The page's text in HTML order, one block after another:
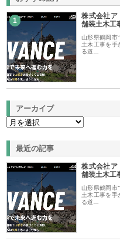
1
株式会社ア
舗装土木工
山形県鶴岡市
土木工事を手
る道…
アーカイブ
最近の記事
株式会社ア
舗装土木工
山形県鶴岡市
土木工事を手
る道…